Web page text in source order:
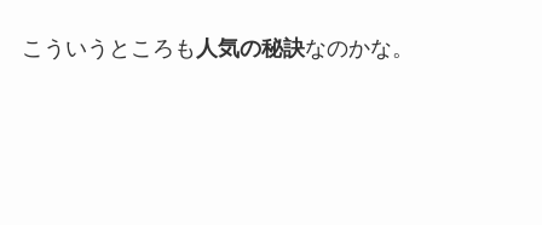
こういうところも 人気の秘訣なのかな。